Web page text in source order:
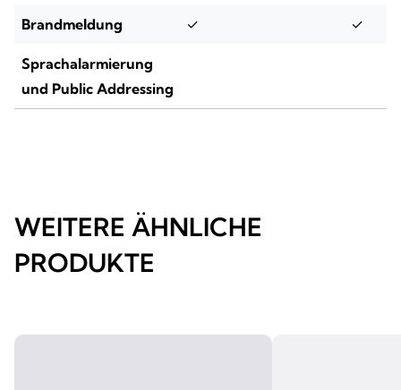
Brandmeldung ✓ ✓
Sprachalarmierung
und Public Addressing
WEITERE ÄHNLICHE
PRODUKTE